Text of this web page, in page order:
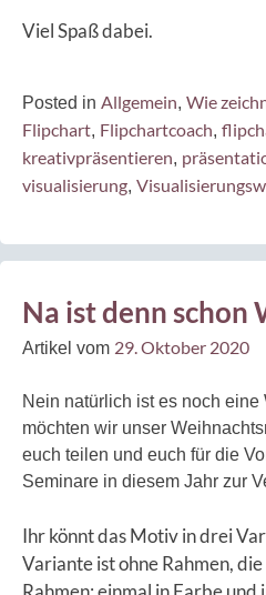
Viel Spaß dabei.
Posted in Allgemein, Wie
Flipchart, Flipchartcoach,
kreativpräsentieren,
visualisierung,
Na ist denn schon
Artikel vom 29. Oktober 2020
Nein natürlich ist es noch eine
möchten wir unser
euch teilen und euch für die
Seminare in diesem Jahr zur
Ihr könnt das Motiv in drei
Variante ist ohne Rahmen,